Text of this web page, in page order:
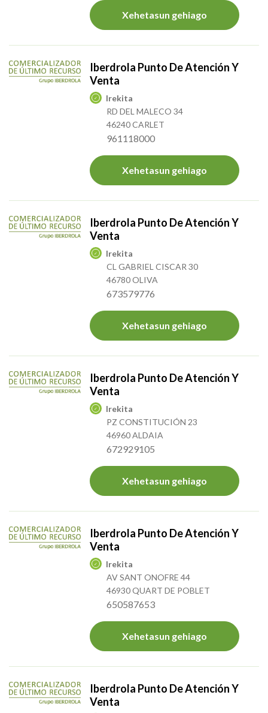
Xehetasun gehiago
Iberdrola Punto De Atención Y
Venta
Irekita
RD DEL MALECO 34
46240 CARLET
961118000
Xehetasun gehiago
Iberdrola Punto De Atención Y
Venta
Irekita
CL GABRIEL CISCAR 30
46780 OLIVA
673579776
Xehetasun gehiago
Iberdrola Punto De Atención Y
Venta
Irekita
PZ CONSTITUCIÓN 23
46960 ALDAIA
672929105
Xehetasun gehiago
Iberdrola Punto De Atención Y
Venta
Irekita
AV SANT ONOFRE 44
46930 QUART DE POBLET
650587653
Xehetasun gehiago
Iberdrola Punto De Atención Y
Venta